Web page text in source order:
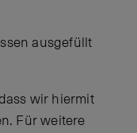
ausgefüllt
wir hiermit
Für weitere